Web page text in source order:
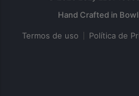
Termos de uso Política de